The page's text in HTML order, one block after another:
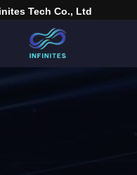
Tech Co., Ltd